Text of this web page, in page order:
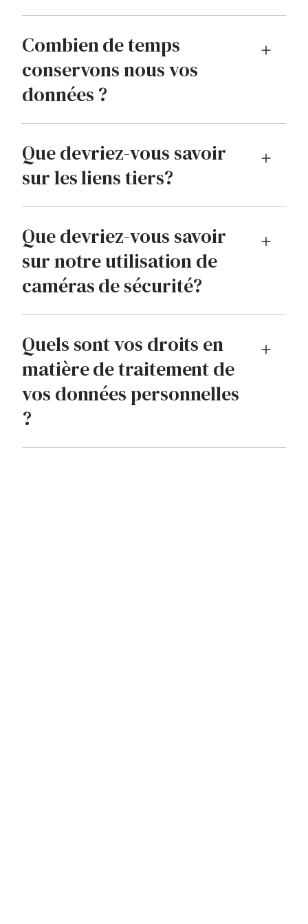
Combien de temps
conservons nous vos
données ?
Que devriez-vous savoir
sur les liens tiers?
Que devriez-vous savoir
sur notre utilisation de
caméras de sécurité?
Quels sont vos droits en
matière de traitement de
vos données personnelles
?